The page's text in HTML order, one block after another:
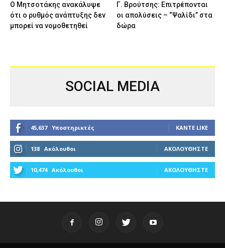
Ο Μητσοτάκης ανακάλυψε
ότι ο ρυθμός ανάπτυξης δεν
μπορεί να νομοθετηθεί
Γ. Βρούτσης: Επιτρέπονται
οι απολύσεις – “Ψαλίδι” στα
δώρα
SOCIAL MEDIA
45,637 Υποστηρικτές ΚΆΝΤΕ LIKE
138 Ακόλουθοι ΑΚΟΛΟΥΘΉΣΤΕ
10,474 Ακόλουθοι ΑΚΟΛΟΥΘΉΣΤΕ